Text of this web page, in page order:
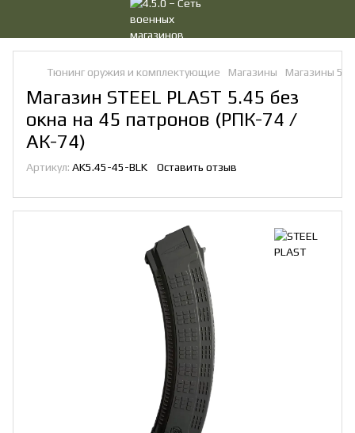
Тюнинг оружия и комплектующие Магазины Магазины
Магазин STEEL PLAST 5.45 без
окна на 45 патронов (РПК-74 /
АК-74)
Артикул: AK5.45-45-BLK Оставить отзыв